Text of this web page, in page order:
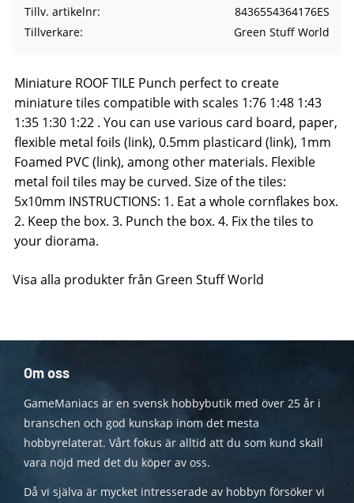
Tillv. artikelnr
8436554364176ES
Tillverkare
Green Stuff World
Miniature ROOF TILE Punch perfect to create
miniature tiles compatible with scales 1:76 1:48 1:43
1:35 1:30 1:22 . You can use various card board, paper,
flexible metal foils (link), 0.5mm plasticard (link), 1mm
Foamed PVC (link), among other materials. Flexible
metal foil tiles may be curved. Size of the tiles:
5x10mm INSTRUCTIONS: 1. Eat a whole cornflakes box.
2. Keep the box. 3. Punch the box. 4. Fix the tiles to
your diorama.
Visa alla produkter från Green Stuff World
Om oss
GameManiacs är en svensk hobbybutik med över 25 år i
branschen och god kunskap inom det mesta
hobbyrelaterat. Vårt fokus är alltid att du som kund skall
vara nöjd med det du köper av oss.
Då vi själva är mycket intresserade av hobbyn försöker vi